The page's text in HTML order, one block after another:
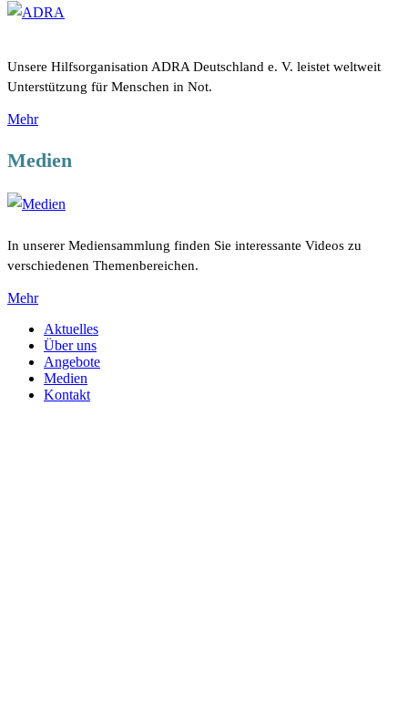
Unsere Hilfsorganisation ADRA Deutschland e. V. leistet weltweit
Unterstützung für Menschen in Not.
Mehr
Medien
In unserer Mediensammlung finden Sie interessante Videos zu
verschiedenen Themenbereichen.
Mehr
Aktuelles
Über uns
Angebote
Medien
Kontakt